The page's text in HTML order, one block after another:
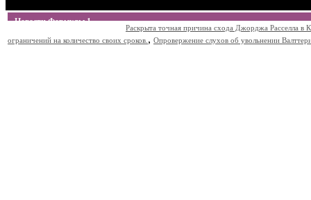
Новости Формулы 1
Раскрыта точная причина схода Джорджа Расселла в
ограничений на количество своих сроков. , Опровержение слухов об увольнении